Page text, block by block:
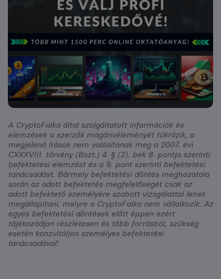
A CryptoFalka által szolgáltatott információk és
elemzések a szerzők magánvéleményét tükrözik, a
megjelenő írások nem valósítanak meg a 2007. évi
CXXXVIII. törvény (Bszt.) 4. § (2). bek 8. pontja szerinti
befektetési elemzést és a 9. pont szerinti befektetési
tanácsadást. Bármely befektetési döntés meghozatala
során az adott befektetés megfelelőségét csak az
adott befektető személyére szabott vizsgálattal lehet
megállapítani, melyre a CryptoFalka nem vállalkozik. Az
egyes befektetési döntések előtt éppen ezért
tájékozódjon részletesen és több forrásból, szükség
esetén konzultáljon személyes befektetési
tanácsadóval!